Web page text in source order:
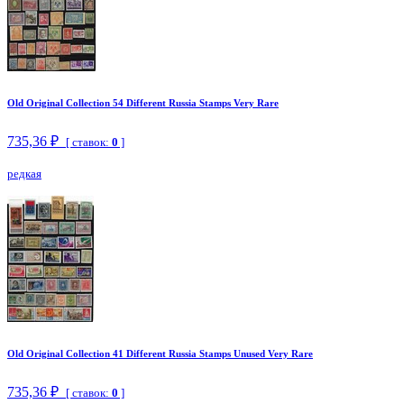
Old Original Collection 54 Different Russia Stamps Very Rare
735,36 ₽ [ ставок: 0 ]
редкая
Old Original Collection 41 Different Russia Stamps Unused Very Rare
735,36 ₽ [ ставок: 0 ]